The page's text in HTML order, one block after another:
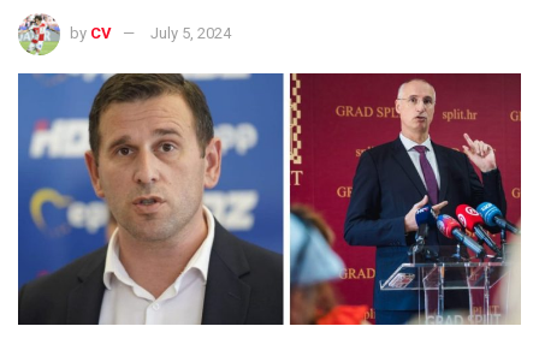
by CV July 5, 2024